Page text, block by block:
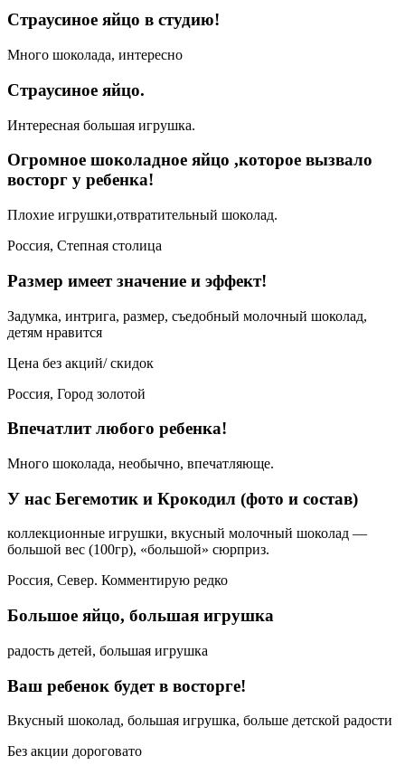
Страусиное яйцо в студию!
Много шоколада, интересно
Страусиное яйцо.
Интересная большая игрушка.
Огромное шоколадное яйцо ,которое вызвало
восторг у ребенка!
Плохие игрушки,отвратительный шоколад.
Россия, Степная столица
Размер имеет значение и эффект!
Задумка, интрига, размер, съедобный молочный шоколад,
детям нравится
Цена без акций/ скидок
Россия, Город золотой
Впечатлит любого ребенка!
Много шоколада, необычно, впечатляюще.
У нас Бегемотик и Крокодил (фото и состав)
коллекционные игрушки, вкусный молочный шоколад —
большой вес (100гр), «большой» сюрприз.
Россия, Север. Комментирую редко
Большое яйцо, большая игрушка
радость детей, большая игрушка
Ваш ребенок будет в восторге!
Вкусный шоколад, большая игрушка, больше детской радости
Без акции дороговато